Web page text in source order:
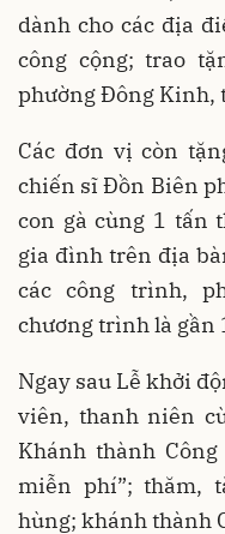
dành cho các địa
công cộng; trao
phường Đông Kinh,
Các đơn vị còn
chiến sĩ Đồn Biên
con gà cùng 1 tấn
gia đình trên địa
các công trình,
chương trình là gần
Ngay sau Lễ khởi
viên, thanh niên
Khánh thành
miễn phí”; thăm,
hùng; khánh thành